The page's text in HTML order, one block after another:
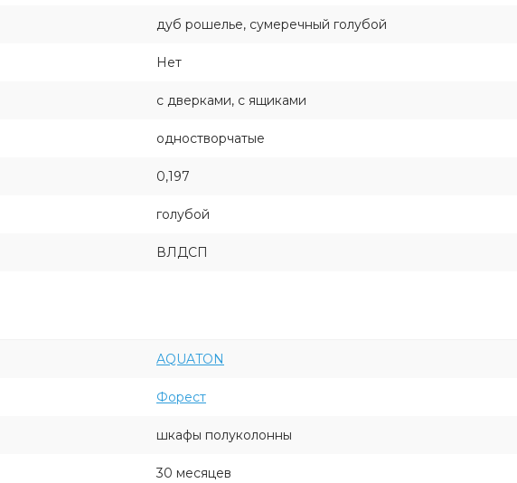
дуб рошелье, сумеречный голубой
Нет
с дверками, с ящиками
одностворчатые
0,197
голубой
ВЛДСП
AQUATON
Форест
шкафы полуколонны
30 месяцев